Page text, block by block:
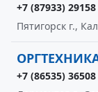
+7 (87933) 29158
Пятигорск г.,
+7 (86535) 36508